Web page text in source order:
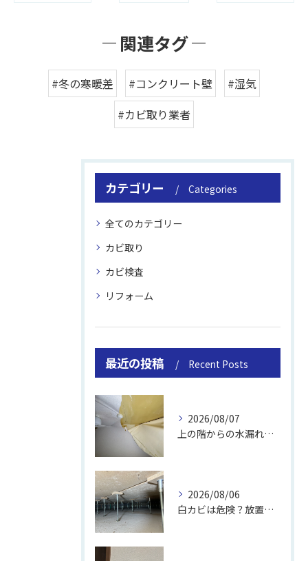
関連タグ
#冬の寒暖差 #コンクリート壁
#湿気
#カビ取り業者
カテゴリー Categories
全てのカテゴリー
カビ取り
カビ検査
リフォーム
最近の投稿 Recent Posts
2026/08/07
上の階からの水漏れでカビ｜対処法と業者
2026/08/06
白カビは危険？放置のリスクと取り方